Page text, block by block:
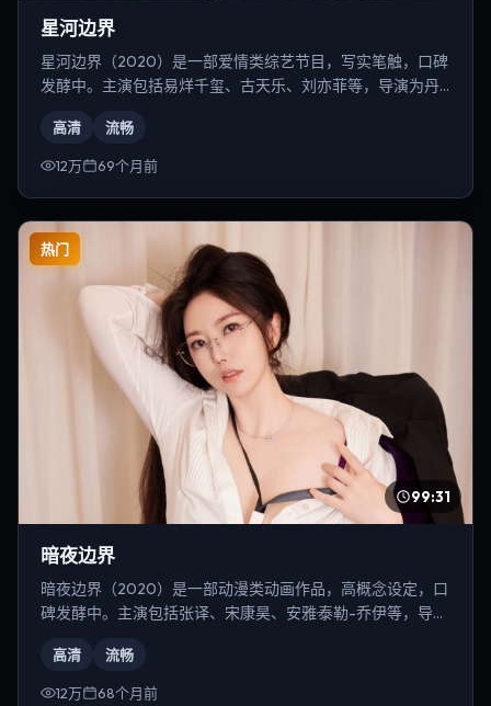
星河边界
星河边界（2020）是一部爱情类综艺节目，写实笔触，口碑
发酵中。主演包括易烊千玺、古天乐、刘亦菲等，导演为丹
高清 流畅
12万 69个月前
热门
99:31
暗夜边界
暗夜边界（2020）是一部动漫类动画作品，高概念设定，口
碑发酵中。主演包括张译、宋康昊、安雅·泰勒-乔伊等，导演
高清 流畅
12万 68个月前